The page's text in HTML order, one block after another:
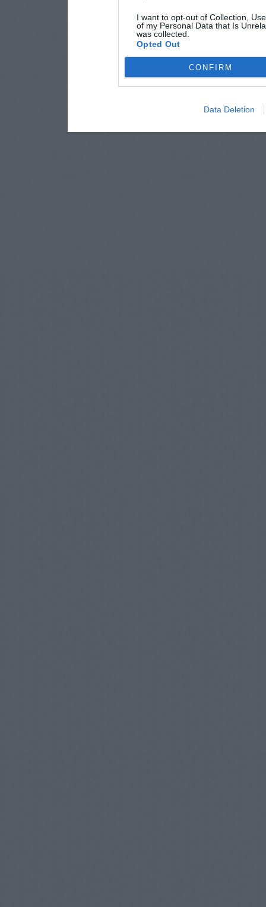
I want to opt-out of Collection,
of my Personal Data that Is
was collected.
Opted Out
CONFIRM
Data Deletion